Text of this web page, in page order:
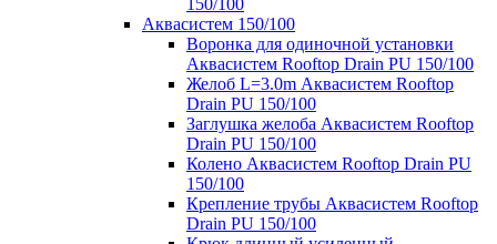
150/100
Аквасистем 150/100
Воронка для одиночной установки
Аквасистем Rooftop Drain PU 150/100
Желоб L=3.0m Аквасистем Rooftop
Drain PU 150/100
Заглушка желоба Аквасистем Rooftop
Drain PU 150/100
Колено Аквасистем Rooftop Drain PU
150/100
Крепление трубы Аквасистем Rooftop
Drain PU 150/100